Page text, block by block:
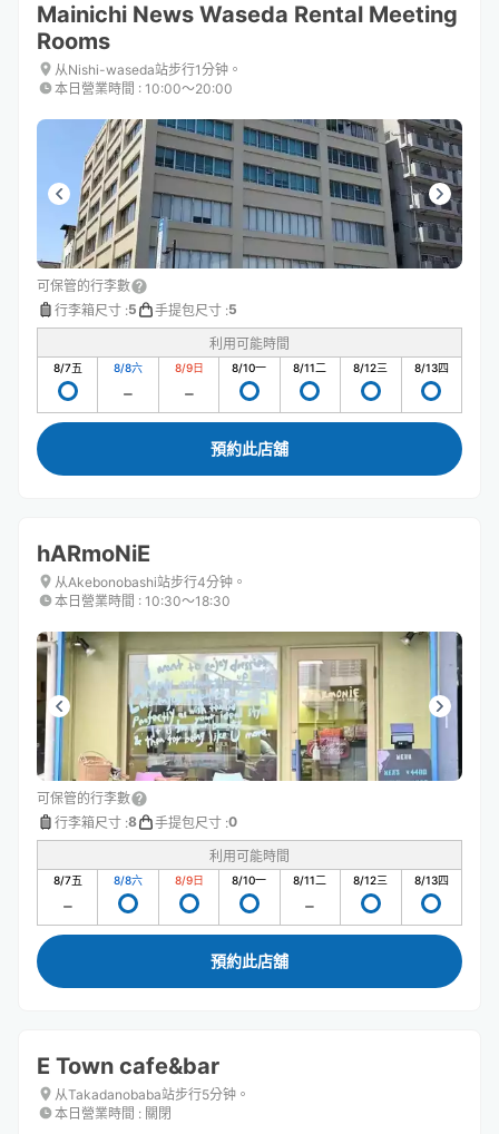
Mainichi News Waseda Rental Meeting
Rooms
从Nishi-waseda站步行1分钟。
本日營業時間 : 10:00〜20:00
可保管的行李數
行李箱尺寸 :5 手提包尺寸 :5
利用可能時間
8/7五 8/8六 8/9日 8/10一 8/11二 8/12三 8/13四
預約此店舖
hARmoNiE
从Akebonobashi站步行4分钟。
本日營業時間 : 10:30〜18:30
可保管的行李數
行李箱尺寸 :8 手提包尺寸 :0
利用可能時間
8/7五 8/8六 8/9日 8/10一 8/11二 8/12三 8/13四
預約此店舖
E Town cafe&bar
从Takadanobaba站步行5分钟。
本日營業時間 : 關閉